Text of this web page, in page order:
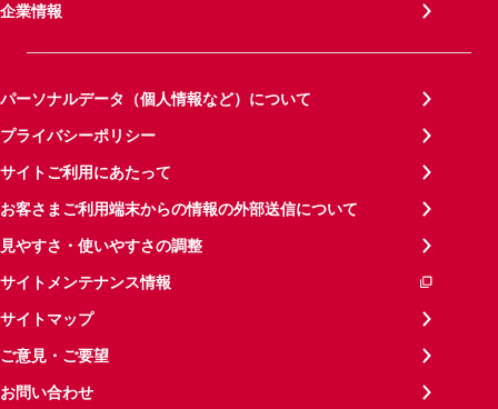
企業情報
パーソナルデータ（個人情報など）について
プライバシーポリシー
サイトご利用にあたって
お客さまご利用端末からの情報の外部送信について
見やすさ・使いやすさの調整
サイトメンテナンス情報
サイトマップ
ご意見・ご要望
お問い合わせ